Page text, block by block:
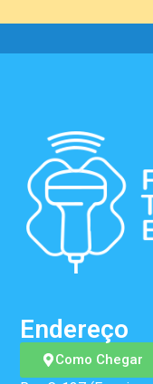
Como Chegar
Endereço